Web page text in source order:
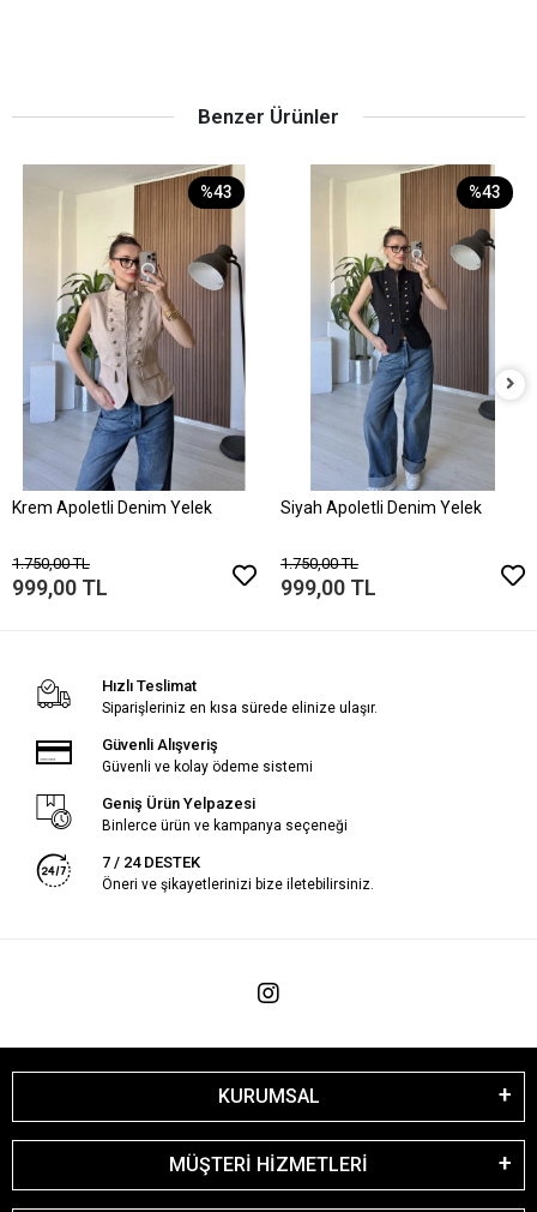
Benzer Ürünler
%43
Krem Apoletli Denim Yelek
1.750,00 TL
999,00 TL
%43
Siyah Apoletli Denim Yelek
1.750,00 TL
999,00 TL
Hızlı Teslimat
Siparişleriniz en kısa sürede elinize ulaşır.
Güvenli Alışveriş
Güvenli ve kolay ödeme sistemi
Geniş Ürün Yelpazesi
Binlerce ürün ve kampanya seçeneği
7 / 24 DESTEK
Öneri ve şikayetlerinizi bize iletebilirsiniz.
KURUMSAL
MÜŞTERİ HİZMETLERİ